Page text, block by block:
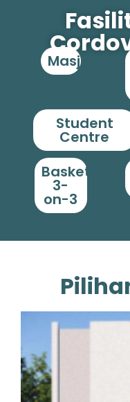
Masjid
Student
Centre
Basket
3-
on-3